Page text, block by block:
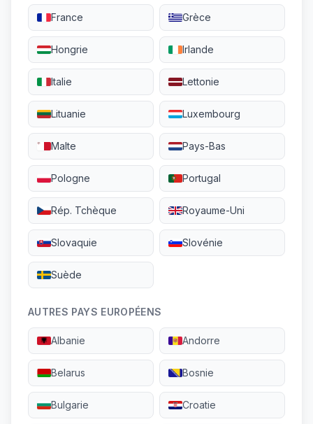
France Grèce
Hongrie Irlande
Italie Lettonie
Lituanie Luxembourg
Malte Pays-Bas
Pologne Portugal
Rép. Tchèque Royaume-Uni
Slovaquie Slovénie
Suède
AUTRES PAYS EUROPÉENS
Albanie Andorre
Belarus Bosnie
Bulgarie Croatie